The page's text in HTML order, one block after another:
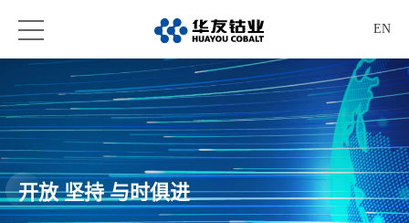
EN
开放 坚持 与时俱进